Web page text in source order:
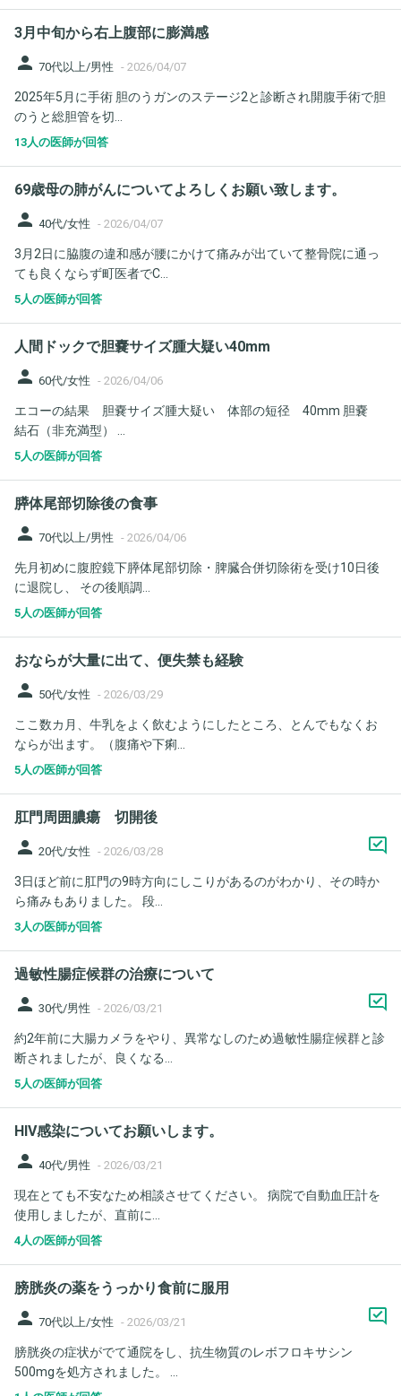
3月中旬から右上腹部に膨満感
person 70代以上/男性 - 2026/04/07
2025年5月に手術 胆のうガンのステージ2と診断され開腹手術で胆
のうと総胆管を切...
13人の医師が回答
69歳母の肺がんについてよろしくお願い致します。
person 40代/女性 - 2026/04/07
3月2日に脇腹の違和感が腰にかけて痛みが出ていて整骨院に通っ
ても良くならず町医者でC...
5人の医師が回答
人間ドックで胆嚢サイズ腫大疑い40mm
person 60代/女性 - 2026/04/06
エコーの結果 胆嚢サイズ腫大疑い 体部の短径 40mm 胆嚢
結石（非充満型） ...
5人の医師が回答
膵体尾部切除後の食事
person 70代以上/男性 - 2026/04/06
先月初めに腹腔鏡下膵体尾部切除・脾臓合併切除術を受け10日後
に退院し、 その後順調...
5人の医師が回答
おならが大量に出て、便失禁も経験
person 50代/女性 - 2026/03/29
ここ数カ月、牛乳をよく飲むようにしたところ、とんでもなくお
ならが出ます。（腹痛や下痢...
5人の医師が回答
肛門周囲膿瘍 切開後
person 20代/女性 - 2026/03/28
3日ほど前に肛門の9時方向にしこりがあるのがわかり、その時か
ら痛みもありました。 段...
3人の医師が回答
過敏性腸症候群の治療について
person 30代/男性 - 2026/03/21
約2年前に大腸カメラをやり、異常なしのため過敏性腸症候群と診
断されましたが、良くなる...
5人の医師が回答
HIV感染についてお願いします。
person 40代/男性 - 2026/03/21
現在とても不安なため相談させてください。 病院で自動血圧計を
使用しましたが、直前に...
4人の医師が回答
膀胱炎の薬をうっかり食前に服用
person 70代以上/女性 - 2026/03/21
膀胱炎の症状がでて通院をし、抗生物質のレボフロキサシン
500mgを処方されました。 ...